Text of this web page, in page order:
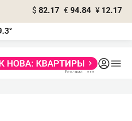
$ 82.17 € 94.84 ¥ 12.17